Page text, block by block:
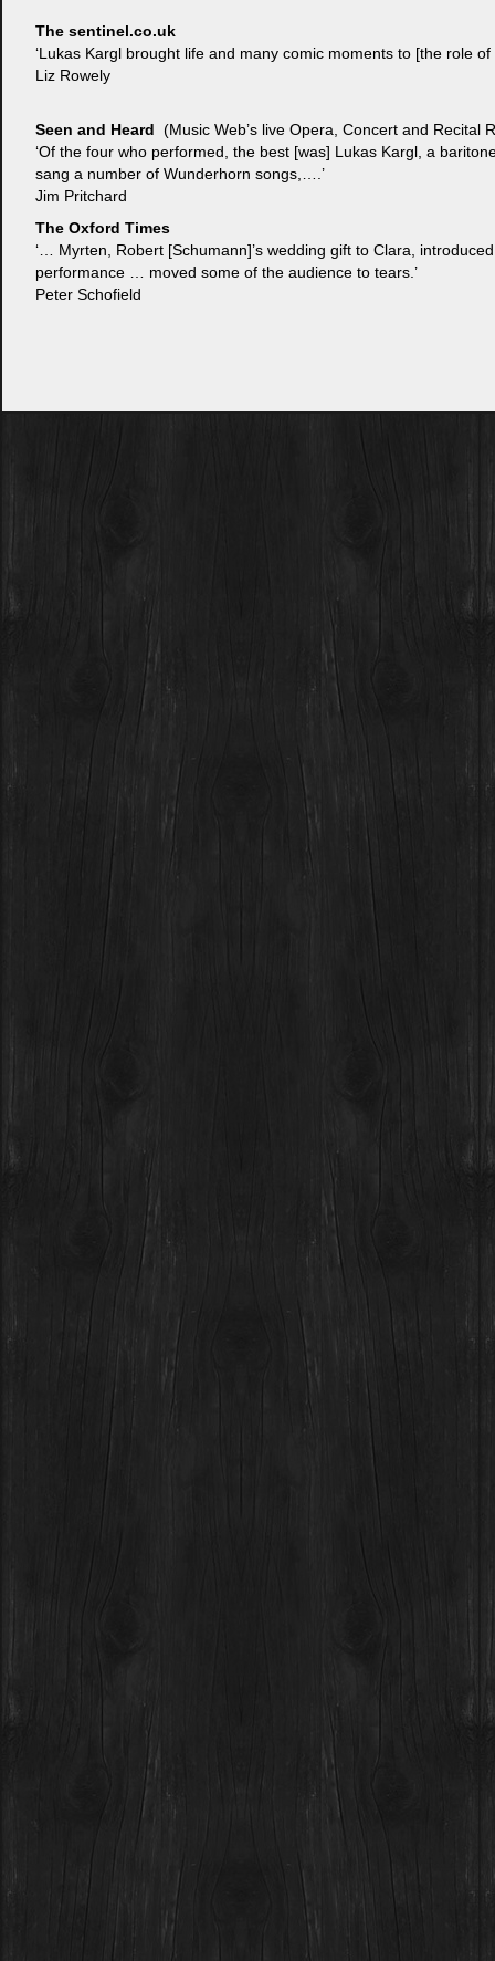
The sentinel.co.uk
‘Lukas Kargl brought life and many comic moments to [the role of
Liz Rowely
Seen and Heard (Music Web’s live Opera, Concert and Recital
‘Of the four who performed, the best [was] Lukas Kargl, a
sang a number of Wunderhorn songs,….’
Jim Pritchard
The Oxford Times
‘… Myrten, Robert [Schumann]’s wedding gift to Clara,
performance … moved some of the audience to tears.’
Peter Schofield